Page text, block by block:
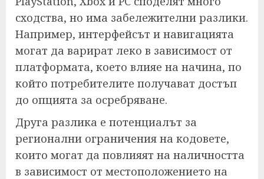
сходства, но има забележителни разлики.
Например, интерфейсът и навигацията
могат да варират леко в зависимост от
платформата, което влияе на начина, по
който потребителите получават достъп
до опцията за осребряване.
Друга разлика е потенциалът за
регионални ограничения на кодовете,
които могат да повлияят на наличността
в зависимост от местоположението на